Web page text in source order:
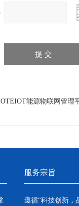
能源物联网管理
服务宗旨
遵循“科技创新，